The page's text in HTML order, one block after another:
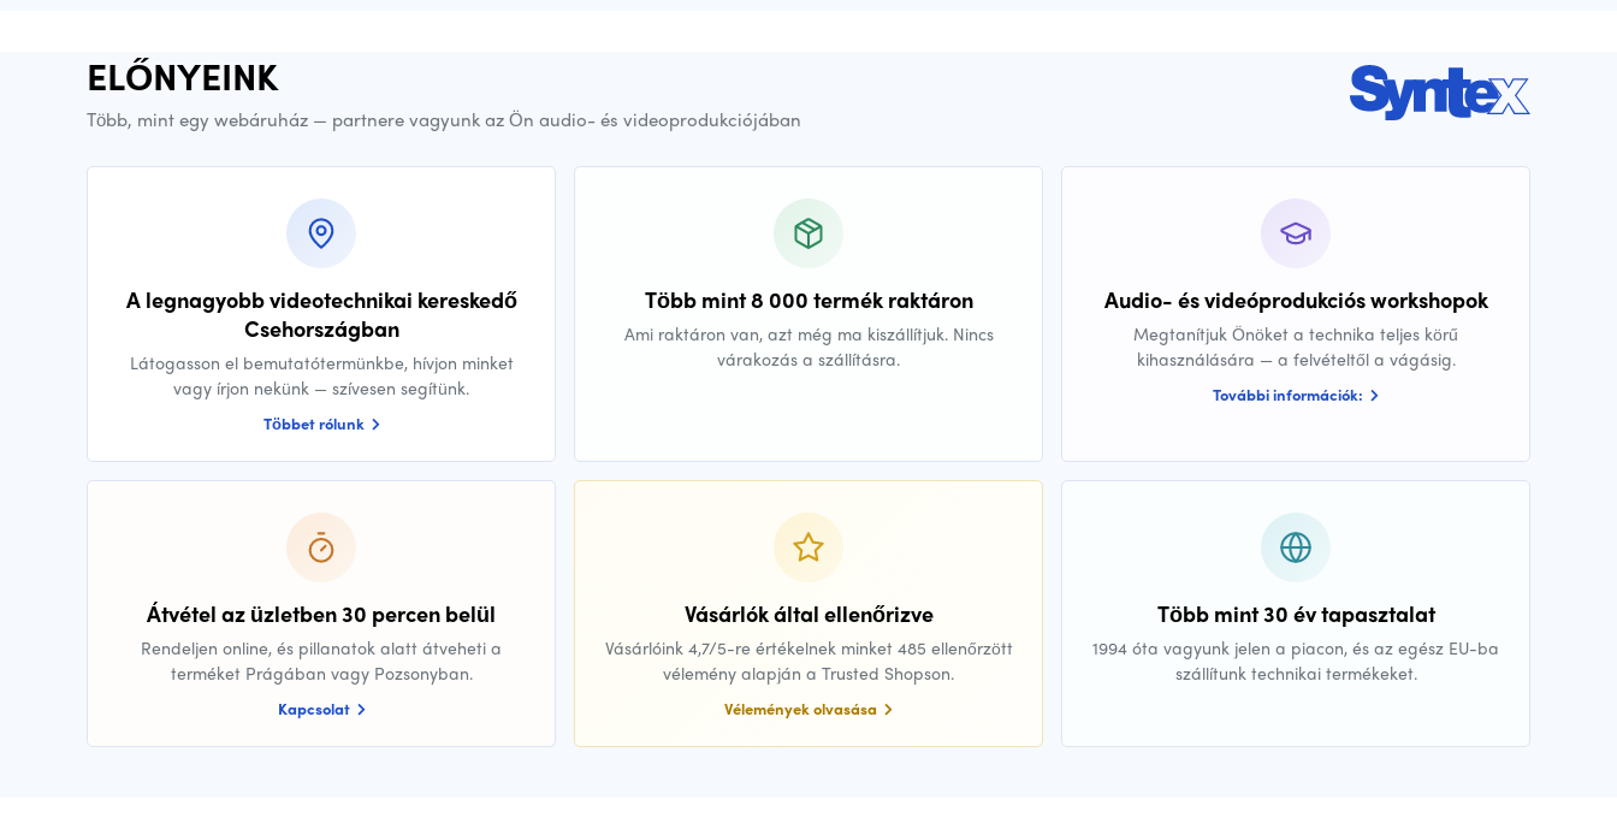
ELŐNYEINK
Több, mint egy webáruház — partnere vagyunk az Ön audio- és videoprodukciójában
A legnagyobb videotechnikai kereskedő
Csehországban
Látogasson el bemutatótermünkbe, hívjon minket
vagy írjon nekünk — szívesen segítünk.
Többet rólunk
Több mint 8 000 termék raktáron
Ami raktáron van, azt még ma kiszállítjuk. Nincs
várakozás a szállításra.
Audio- és videóprodukciós workshopok
Megtanítjuk Önöket a technika teljes körű
kihasználására — a felvételtől a vágásig.
További információk:
Átvétel az üzletben 30 percen belül
Rendeljen online, és pillanatok alatt átveheti a
terméket Prágában vagy Pozsonyban.
Kapcsolat
Vásárlók által ellenőrizve
Vásárlóink 4,7/5-re értékelnek minket 485 ellenőrzött
vélemény alapján a Trusted Shopson.
Vélemények olvasása
Több mint 30 év tapasztalat
1994 óta vagyunk jelen a piacon, és az egész EU-ba
szállítunk technikai termékeket.